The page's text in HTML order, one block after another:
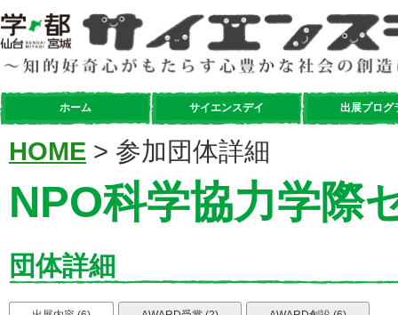
ホーム サイエンスデイ 出展プログ
HOME > 参加団体詳細
NPO科学協力学際
団体詳細